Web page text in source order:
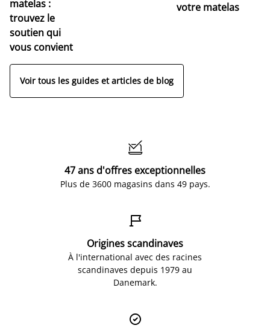
matelas :
trouvez le
soutien qui
vous convient
votre matelas
Voir tous les guides et articles de blog

47 ans d'offres exceptionnelles
Plus de 3600 magasins dans 49 pays.

Origines scandinaves
À l'international avec des racines
scandinaves depuis 1979 au
Danemark.
